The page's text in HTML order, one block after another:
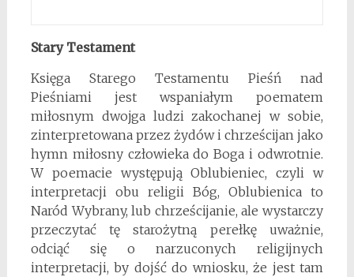
Stary Testament
Księga Starego Testamentu Pieśń nad
Pieśniami jest wspaniałym poematem
miłosnym dwojga ludzi zakochanej w sobie,
zinterpretowana przez żydów i chrześcijan jako
hymn miłosny człowieka do Boga i odwrotnie.
W poemacie występują Oblubieniec, czyli w
interpretacji obu religii Bóg, Oblubienica to
Naród Wybrany, lub chrześcijanie, ale wystarczy
przeczytać tę starożytną perełkę uważnie,
odciąć się o narzuconych religijnych
interpretacji, by dojść do wniosku, że jest tam